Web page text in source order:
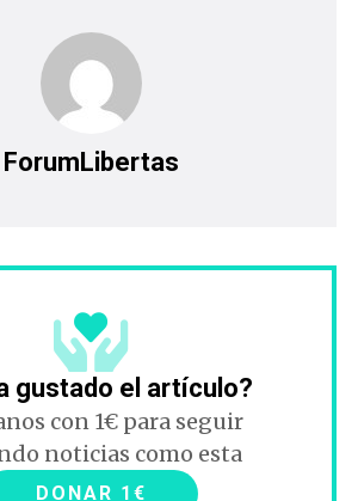
ForumLibertas
gustado el artículo?
con 1€ para seguir
noticias como esta
DONAR 1€